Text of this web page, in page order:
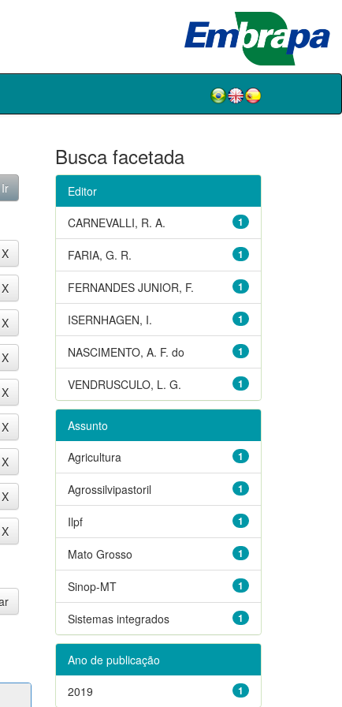
Busca facetada
Editor
1
CARNEVALLI, R. A.
1
FARIA, G. R.
1
FERNANDES JUNIOR, F.
1
ISERNHAGEN, I.
1
NASCIMENTO, A. F. do
1
VENDRUSCULO, L. G.
Assunto
1
Agricultura
1
Agrossilvipastoril
1
Ilpf
1
Mato Grosso
1
Sinop-MT
1
Sistemas integrados
Ano de publicação
1
2019